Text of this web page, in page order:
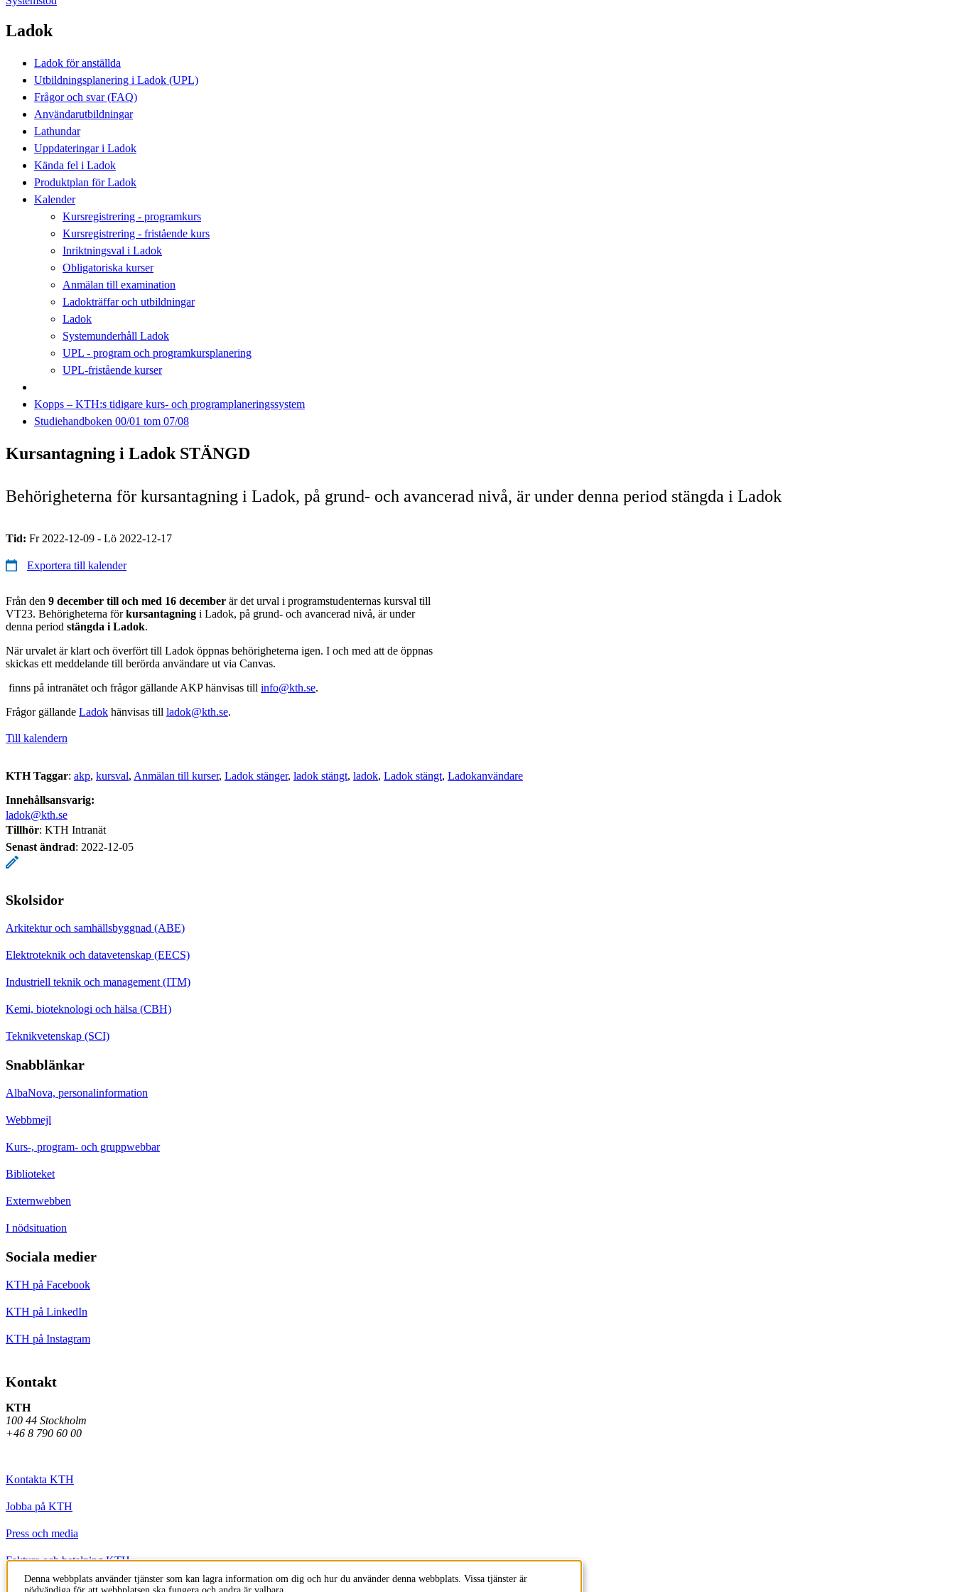
Ladok
Ladok för anställda
Utbildningsplanering i Ladok (UPL)
Frågor och svar (FAQ)
Användarutbildningar
Lathundar
Uppdateringar i Ladok
Kända fel i Ladok
Produktplan för Ladok
Kalender
Kursregistrering - programkurs
Kursregistrering - fristående kurs
Inriktningsval i Ladok
Obligatoriska kurser
Anmälan till examination
Ladokträffar och utbildningar
Ladok
Systemunderhåll Ladok
UPL - program och programkursplanering
UPL-fristående kurser
Kopps – KTH:s tidigare kurs- och programplaneringssystem
Studiehandboken 00/01 tom 07/08
Kursantagning i Ladok STÄNGD
Behörigheterna för kursantagning i Ladok, på grund- och avancerad nivå, är under denna period stängda i Ladok
Tid: Fr 2022-12-09 - Lö 2022-12-17
Exportera till kalender
Från den 9 december till och med 16 december är det urval i programstudenternas kursval till
VT23. Behörigheterna förkursantagning i Ladok, på grund- och avancerad nivå, är under
denna period stängda i Ladok.
När urvalet är klart och överfört till Ladok öppnas behörigheterna igen. I och med att de öppnas
skickas ett meddelande till berörda användare ut via Canvas.
finns på intranätet och frågor gällande AKP hänvisas till info@kth.se.
Frågor gällande Ladok hänvisas till ladok@kth.se.
Till kalendern
KTH Taggar: akp kursval Anmälan till kurser Ladok stänger ladok stängt ladok Ladok stängt Ladokanvändare
Innehållsansvarig:
ladok@kth.se
Tillhör: KTH Intranät
Senast ändrad: 2022-12-05
Skolsidor
Arkitektur och samhällsbyggnad (ABE)
Elektroteknik och datavetenskap (EECS)
Industriell teknik och management (ITM)
Kemi, bioteknologi och hälsa (CBH)
Teknikvetenskap (SCI)
Snabblänkar
AlbaNova, personalinformation
Webbmejl
Kurs-, program- och gruppwebbar
Biblioteket
Externwebben
I nödsituation
Sociala medier
KTH på Facebook
KTH på LinkedIn
KTH på Instagram
Kontakt
KTH
100 44 Stockholm
+46 8 790 60 00
Kontakta KTH
Jobba på KTH
Press och media
Faktura och betalning KTH
Om KTH:s webbplatser
Denna webbplats använder tjänster som kan lagra information om dig och hur du använder denna webbplats. Vissa tjänster är